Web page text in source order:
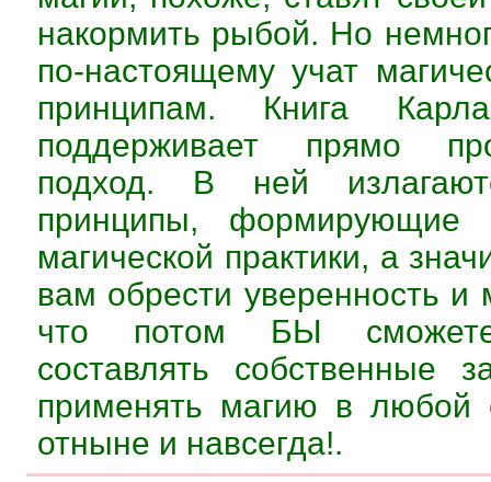
накормить рыбой. Но
по-настоящему учат
принципам. Книга
поддерживает прямо
подход. В ней
принципы, формирующие
магической практики, а
вам обрести уверенность и
что потом БЫ
составлять собственные
применять магию в
отныне и навсегда!.